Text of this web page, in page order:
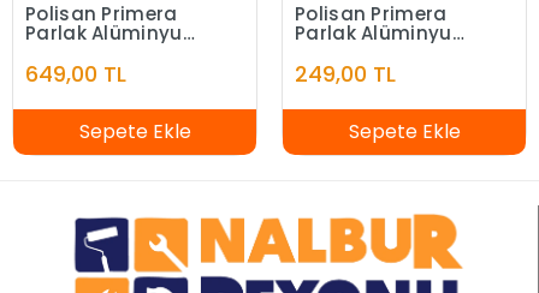
Polisan Primera
Parlak Alüminyum
649,00 TL
Sepete Ekle
Polisan Primera
Parlak Alüminyum
249,00 TL
Sepete Ekle